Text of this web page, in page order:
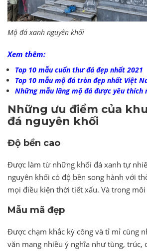
Mộ đá xanh nguyên khối
Xem thêm:
Top 10 mẫu cuốn thư đá đẹp nhất 2021
Top 10 mẫu mộ đá tròn đẹp nhất Việt
Những mẫu lăng mộ đá được yêu thích
Những ưu điểm của
đá nguyên khối
Độ bền cao
Được làm từ những khối đá xanh tự
nguyên khối có độ bền song hành với
mọi điều kiện thời tiết xấu. Và trong
Mẫu mã đẹp
Được chạm khắc kỳ công và tỉ mỉ cùng
văn mang nhiều ý nghĩa như tùng, trúc,